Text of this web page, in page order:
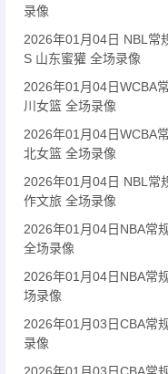
录像
2026年01月04日 NBL常
S 山东蜜獾 全场录像
2026年01月04日WCBA
川女篮 全场录像
2026年01月04日WCBA
北女篮 全场录像
2026年01月04日 NBL常
作文旅 全场录像
2026年01月04日NBA常
全场录像
2026年01月04日NBA常
场录像
2026年01月03日CBA常
录像